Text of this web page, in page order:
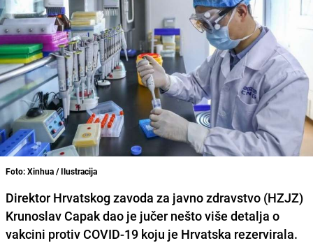
Foto: Xinhua / Ilustracija
Direktor Hrvatskog zavoda za javno zdravstvo (HZJZ)
Krunoslav Capakdao je jučer nešto više detalja o
vakcini protiv COVID-19 koju je Hrvatska rezervirala.